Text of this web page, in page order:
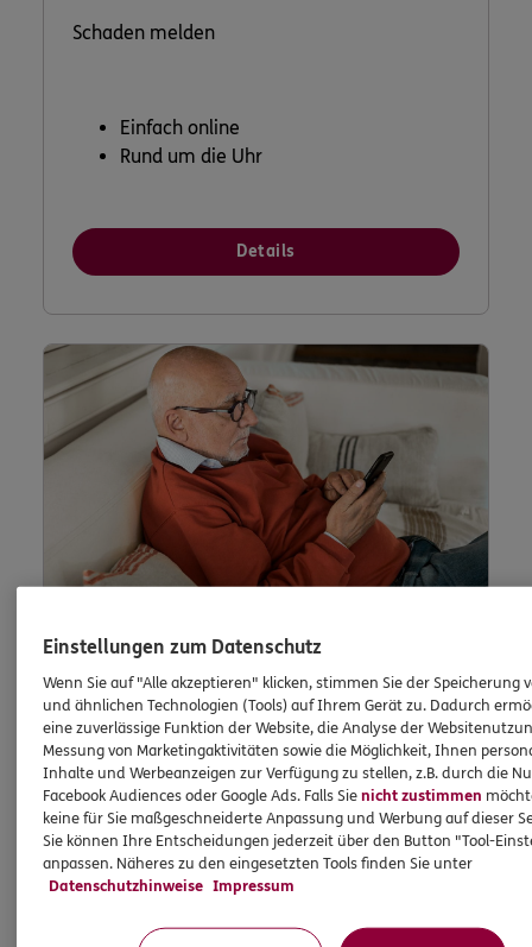
Schaden melden
Einfach online
Rund um die Uhr
Details
Lob und Beschwerden
Waren Sie zufrieden mit uns? Oder waren Sie
einmal nicht zufrieden? Dann können Sie uns
dies hier schildern.
Einstellungen zum Datenschutz
Wenn Sie auf "Alle akzeptieren" klicken, stimmen Sie der Speicherung
und ähnlichen Technologien (Tools) auf Ihrem Gerät zu. Dadurch
eine zuverlässige Funktion der Website, die Analyse der
Messung von Marketingaktivitäten sowie die Möglichkeit, Ihnen
Inhalte und Werbeanzeigen zur Verfügung zu stellen, z.B. durch die
Facebook Audiences oder Google Ads. Falls Sienicht zustimmen
keine für Sie maßgeschneiderte Anpassung und Werbung auf dieser
Sie können Ihre Entscheidungen jederzeit über den Button "Tool-
anpassen. Näheres zu den eingesetzten Tools finden Sie unter
Datenschutzhinweise Impressum